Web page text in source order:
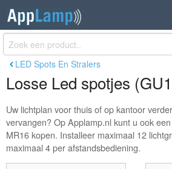
LED Spots En Stralers
Losse Led spotjes
Uw lichtplan voor thuis of op kantoor
vervangen? Op Applamp.nl kunt u ook
MR16 kopen. Installeer maximaal 12
maximaal 4 per afstandsbediening.